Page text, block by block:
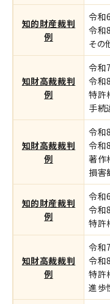
知的財産裁判
例
令和
令和
その
知財高裁裁判
例
令和
令和
特許
手続
知財高裁裁判
例
令和
令和
著作
損害
知的財産裁判
例
令和
令和
特許
知財高裁裁判
例
令和
令和
特許
進歩